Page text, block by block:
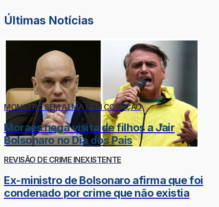
Últimas Notícias
MONSTRO SEM ALMA NEM CORAÇÃO
Moraes nega visita de filhos a Jair
Bolsonaro no Dia dos Pais
REVISÃO DE CRIME INEXISTENTE
Ex-ministro de Bolsonaro afirma que foi
condenado por crime que não existia